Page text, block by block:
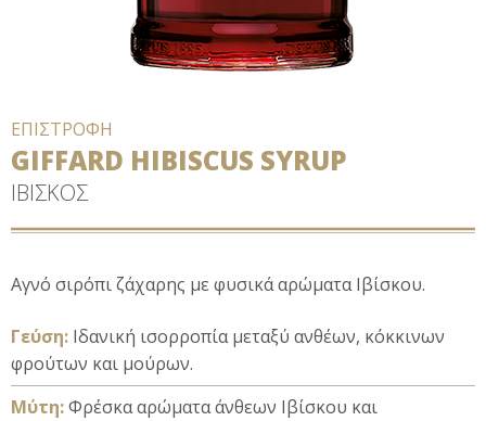
ΕΠΙΣΤΡΟΦΗ
GIFFARD HIBISCUS SYRUP
ΙΒΙΣΚΟΣ
Αγνό σιρόπι ζάχαρης με φυσικά αρώματα Ιβίσκου.
Γεύση: Ιδανική ισορροπία μεταξύ ανθέων, κόκκινων
φρούτων και μούρων.
Μύτη:Φρέσκα αρώματα άνθεων Ιβίσκου και